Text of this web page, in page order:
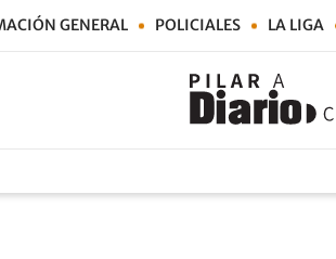
GENERAL POLICIALES LA LIGA